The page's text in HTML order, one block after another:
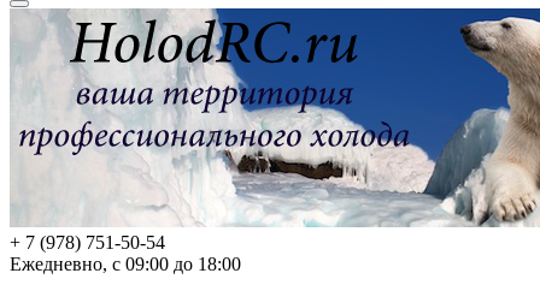
+ 7 (978) 751-50-54
Ежедневно, с 09:00 до 18:00